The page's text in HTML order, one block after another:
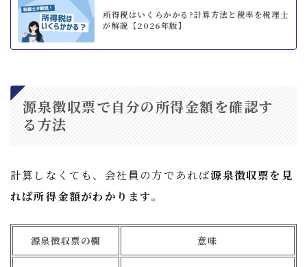
所得税はいくらかかる?計算方法と税率を税理士
が解説【2026年版】
源泉徴収票で自分の所得金額を確認す
る方法
計算しなくても、会社員の方であれば源泉徴収票を見
れば所得金額がわかります。
源泉徴収票の欄 意味